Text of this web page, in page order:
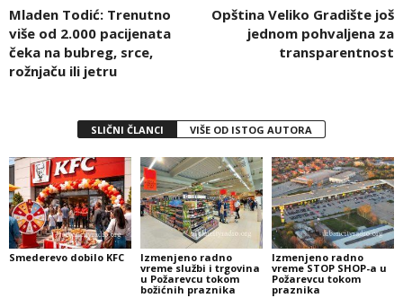
Mladen Todić: Trenutno
više od 2.000 pacijenata
čeka na bubreg, srce,
rožnjaču ili jetru
Opština Veliko Gradište još
jednom pohvaljena za
transparentnost
SLIČNI ČLANCI VIŠE OD ISTOG AUTORA
Smederevo dobilo KFC
Izmenjeno radno
vreme službi i trgovina
u Požarevcu tokom
božićnih praznika
Izmenjeno radno
vreme STOP SHOP-a u
Požarevcu tokom
praznika